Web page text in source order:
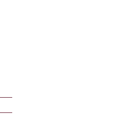
auf. Die Optionen können auf